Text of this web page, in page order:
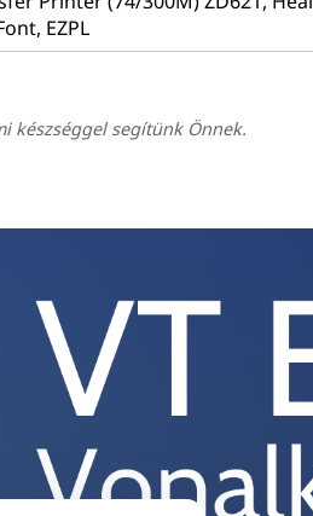
EZPL
készséggel segítünk Önnek.